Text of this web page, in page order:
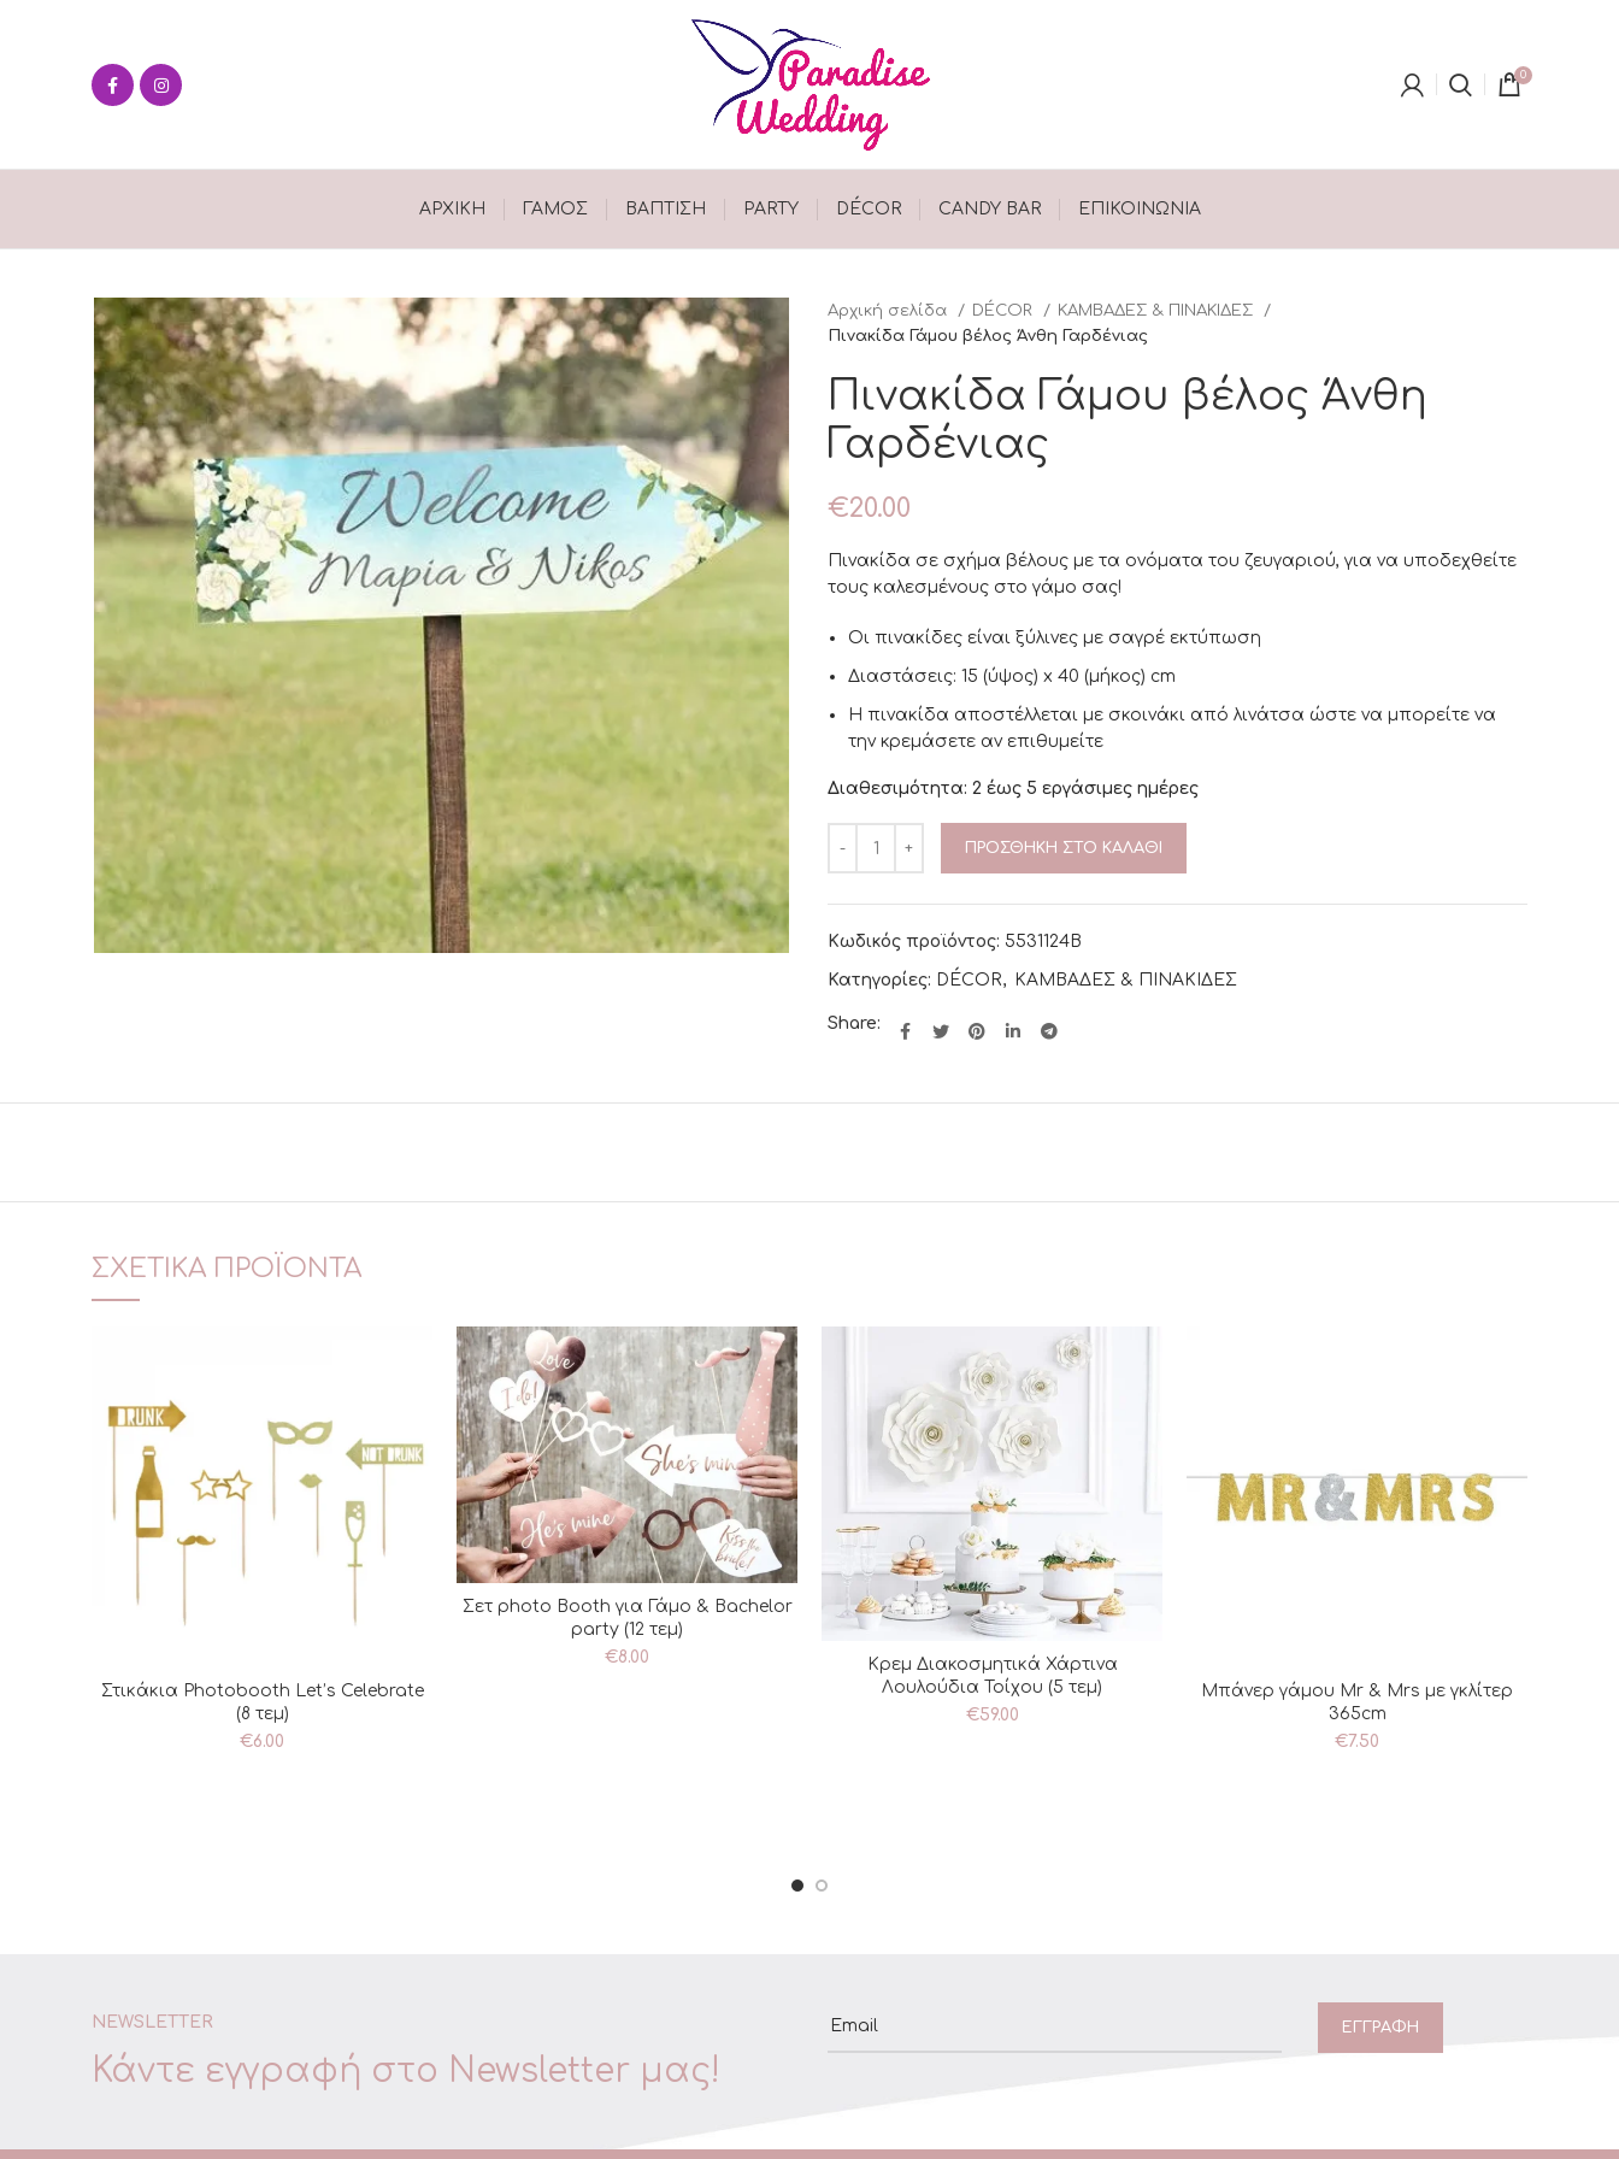
0
ΑΡΧΙΚΉ ΓΑΜΟΣ ΒΑΠΤΙΣΗ PARTY DÉCOR CANDY BAR ΕΠΙΚΟΙΝΩΝΊΑ
Αρχική σελίδα DÉCOR
ΚΑΜΒΑΔΕΣ & ΠΙΝΑΚΙΔΕΣ
Πινακίδα Γάμου βέλος Άνθη Γαρδένιας
Πινακίδα Γάμου βέλος Άνθη
Γαρδένιας
€20.00
Πινακίδα σε σχήμα βέλους με τα ονόματα του ζευγαριού, για να υποδεχθείτε
τους καλεσμένους στο γάμο σας!
Οι πινακίδες είναι ξύλινες με σαγρέ εκτύπωση
Διαστάσεις: 15 (ύψος) x 40 (μήκος) cm
Η πινακίδα αποστέλλεται με σκοινάκι από λινάτσα ώστε να μπορείτε να
την κρεμάσετε αν επιθυμείτε
Διαθεσιμότητα: 2 έως 5 εργάσιμες ημέρες
ΠΡΟΣΘΉΚΗ ΣΤΟ ΚΑΛΆΘΙ
Κωδικός προϊόντος: 5531124B
Κατηγορίες: DÉCOR, ΚΑΜΒΑΔΕΣ & ΠΙΝΑΚΙΔΕΣ
Share:
ΣΧΕΤΙΚΆ ΠΡΟΪΌΝΤΑ
ΠΡΟΣΘΉΚΗ ΣΤΟ ΚΑΛΆΘΙ
Στικάκια Photobooth Let’s Celebrate
(8 τεμ)
€6.00
ΠΡΟΣΘΉΚΗ ΣΤΟ ΚΑΛΆΘΙ
Σετ photo Booth για Γάμο & Bachelor
party (12 τεμ)
€8.00 ΠΡΟΣΘΉΚΗ ΣΤΟ ΚΑΛΆΘΙ
Κρεμ Διακοσμητικά Χάρτινα
Λουλούδια Τοίχου (5 τεμ)
€59.00
ΠΡΟΣΘΉΚΗ ΣΤΟ ΚΑΛΆΘΙ
Μπάνερ γάμου Mr & Mrs με γκλίτερ
365cm
€7.50
NEWSLETTER
Κάντε εγγραφή στο Newsletter μας!